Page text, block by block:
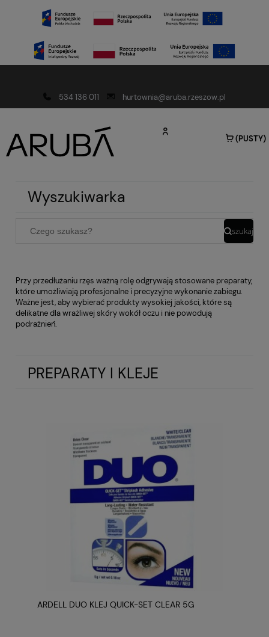
534 136 011
hurtownia@aruba.rzeszow.pl
(PUSTY)
Wyszukiwarka
szukaj
Przy przedłużaniu rzęs ważną rolę odgrywają stosowane preparaty,
które umożliwiają profesjonalne i precyzyjne wykonanie zabiegu.
Ważne jest, aby wybierać produkty wysokiej jakości, które są
delikatne dla wrażliwej skóry wokół oczu i nie powodują
podrażnień.
PREPARATY I KLEJE
ARDELL DUO KLEJ QUICK-SET CLEAR 5G